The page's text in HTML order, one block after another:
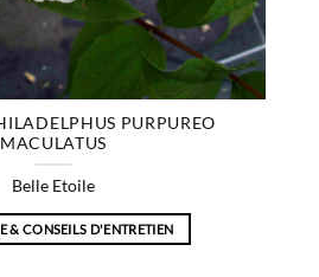
PURPUREO
MACULATUS
Belle Etoile
& CONSEILS D'ENTRETIEN